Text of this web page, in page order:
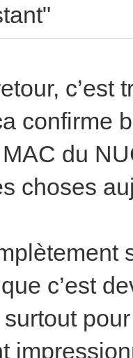
c’est
confirme
du
choses
c’est